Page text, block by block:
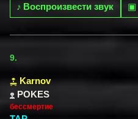
♪ Воспроизвести звук ▣
9.
Karnov
POKES
бессмертие